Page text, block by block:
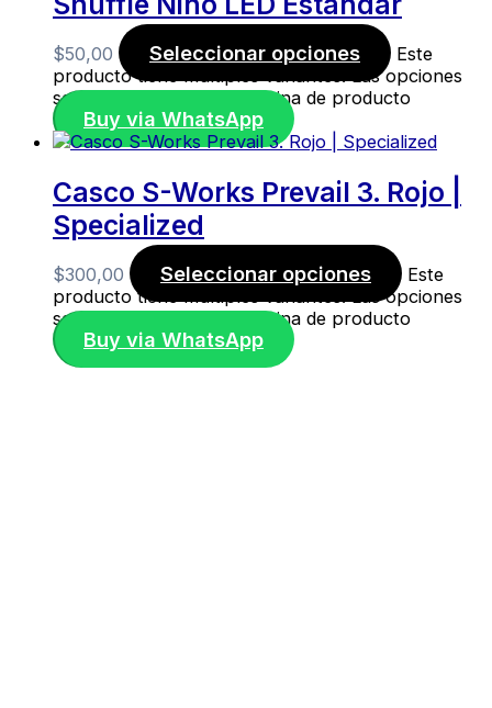
$50,00 Seleccionar opciones
Este
producto tiene múltiples variantes. Las opciones
se pueden elegir en la página de producto
Buy via WhatsApp
Casco S-Works Prevail 3. Rojo |
Specialized
$300,00 Seleccionar opciones
Este
producto tiene múltiples variantes. Las opciones
se pueden elegir en la página de producto
Buy via WhatsApp